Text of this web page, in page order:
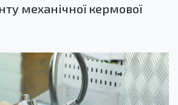
механічної кермової